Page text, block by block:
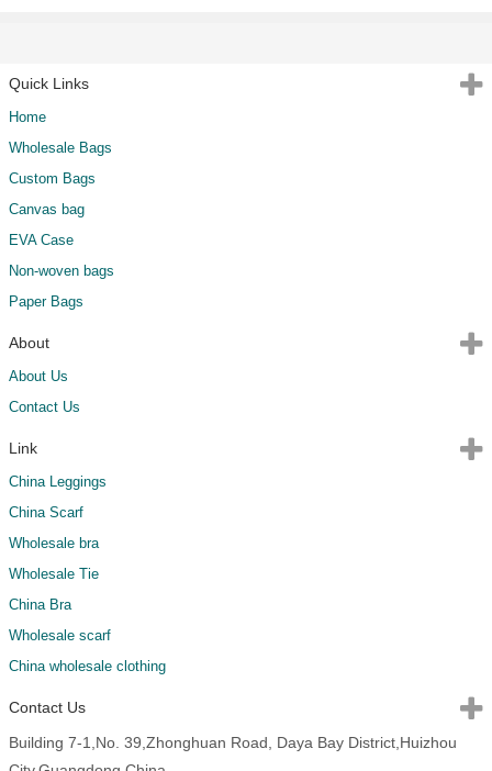
Quick Links
Home
Wholesale Bags
Custom Bags
Canvas bag
EVA Case
Non-woven bags
Paper Bags
About
About Us
Contact Us
Link
China Leggings
China Scarf
Wholesale bra
Wholesale Tie
China Bra
Wholesale scarf
China wholesale clothing
Contact Us
Building 7-1,No. 39,Zhonghuan Road, Daya Bay District,Huizhou